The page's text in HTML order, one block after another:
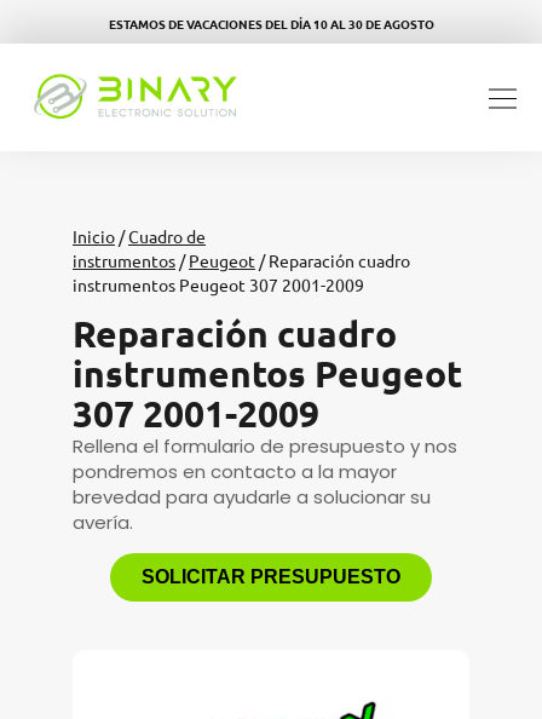
ESTAMOS DE VACACIONES DEL DÍA 10 AL 30 DE AGOSTO
Inicio /Cuadro de
instrumentos /Peugeot / Reparación cuadro
instrumentos Peugeot 307 2001-2009
Reparación cuadro
instrumentos Peugeot
307 2001-2009
Rellena el formulario de presupuesto y nos
pondremos en contacto a la mayor
brevedad para ayudarle a solucionar su
avería.
SOLICITAR PRESUPUESTO